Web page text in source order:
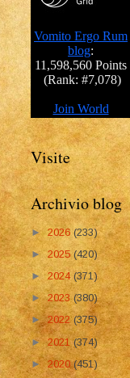
Visite
Archivio blog
► 2026(233)
►2025(420)
►2024 (371)
►2023(380)
►2022 (375)
►2021(374)
►2020(451)